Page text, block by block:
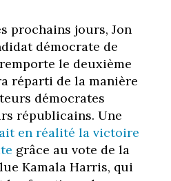
prochains jours, Jon
démocrate de
le deuxième
réparti de la manière
démocrates
républicains. Une
en réalité la victoire
grâce au vote de la
Kamala Harris, qui